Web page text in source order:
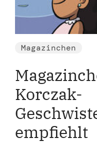
Magazinchen
Korczak-
empfiehlt